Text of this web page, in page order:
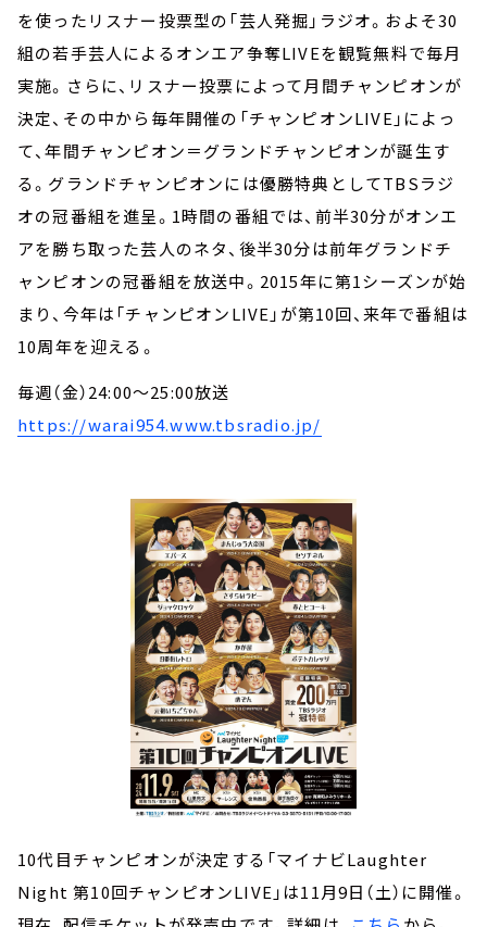
を使ったリスナー投票型の「芸人発掘」ラジオ。およそ30
組の若手芸人によるオンエア争奪LIVEを観覧無料で毎月
実施。さらに、リスナー投票によって月間チャンピオンが
決定、その中から毎年開催の「チャンピオンLIVE」によっ
て、年間チャンピオン＝グランドチャンピオンが誕生す
る。グランドチャンピオンには優勝特典としてTBSラジ
オの冠番組を進呈。1時間の番組では、前半30分がオンエ
アを勝ち取った芸人のネタ、後半30分は前年グランドチ
ャンピオンの冠番組を放送中。2015年に第1シーズンが始
まり、今年は「チャンピオンLIVE」が第10回、来年で番組は
10周年を迎える。
毎週（金）24:00～25:00放送
https://warai954.www.tbsradio.jp/
10代目チャンピオンが決定する「マイナビLaughter
Night 第10回チャンピオンLIVE」は11月9日（土）に開催。